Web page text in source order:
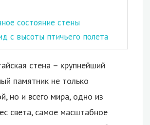
состояние стены
с высоты птичьего полета
стена – крупнейший
памятник не только
но и всего мира, одно из
света, самое масштабное